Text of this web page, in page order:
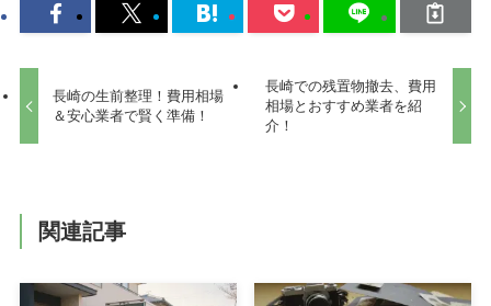
長崎の生前整理！費用相場
＆安心業者で賢く準備！
長崎での残置物撤去、費用
相場とおすすめ業者を紹
介！
関連記事